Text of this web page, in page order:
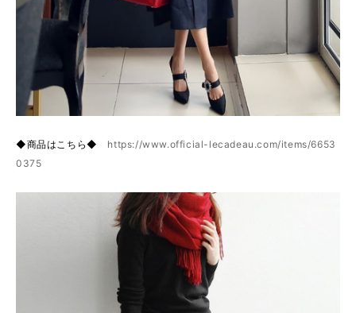
◆商品はこちら◆ https://www.official-lecadeau.com/items/6653
0375